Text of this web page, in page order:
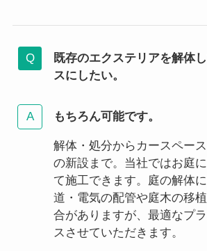
既存のエクステリアを解体
スにしたい。
もちろん可能です。
解体・処分からカースペー
の新設まで。当社ではお庭
て施工できます。庭の解体
道・電気の配管や庭木の移
合がありますが、最適なプ
スさせていただきます。